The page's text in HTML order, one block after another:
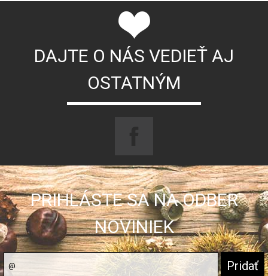
DAJTE O NÁS VEDIEŤ AJ
OSTATNÝM
PRIHLÁSTE SA NA ODBER
NOVINIEK